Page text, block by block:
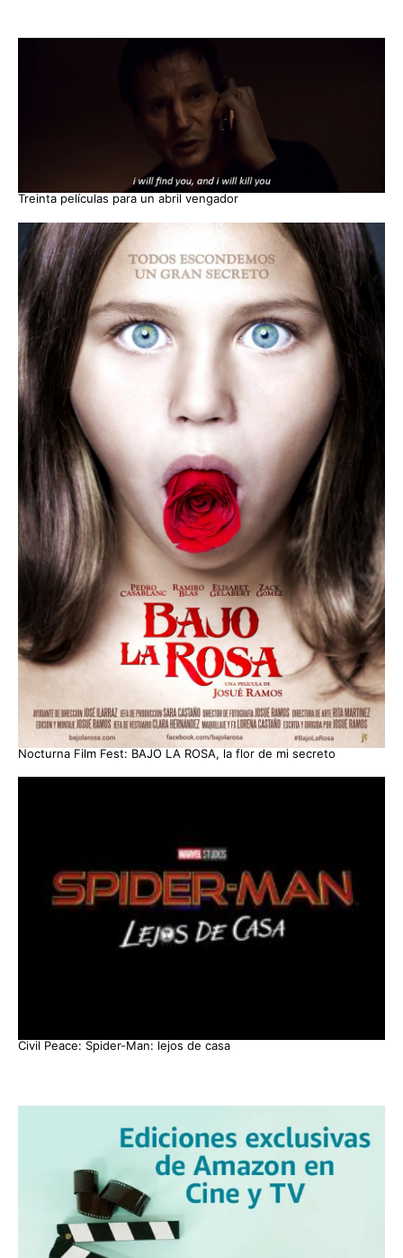
Treinta películas para un abril vengador
Nocturna Film Fest: BAJO LA ROSA, la flor de mi secreto
Civil Peace: Spider-Man: lejos de casa